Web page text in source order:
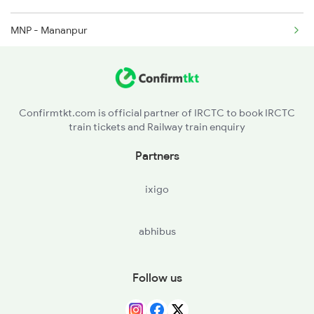
MNP - Mananpur
LKR - Luckeesarai Jn
Confirmtkt.com is official partner of IRCTC to book IRCTC
train tickets and Railway train enquiry
Partners
ixigo
abhibus
Follow us